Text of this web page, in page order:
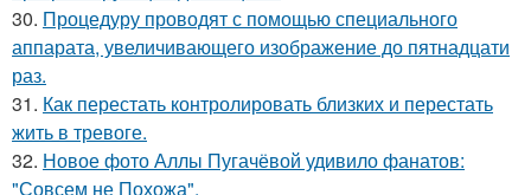
30. Процедуру проводят с помощью специального
аппарата, увеличивающего изображение до пятнадцати
раз.
31. Как перестать контролировать близких и перестать
жить в тревоге.
32. Новое фото Аллы Пугачёвой удивило фанатов:
"Совсем не Похожа".